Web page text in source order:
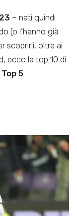
– nati quindi
(o l’hanno già
scoprirli, oltre ai
ecco la top 10 di
Top 5